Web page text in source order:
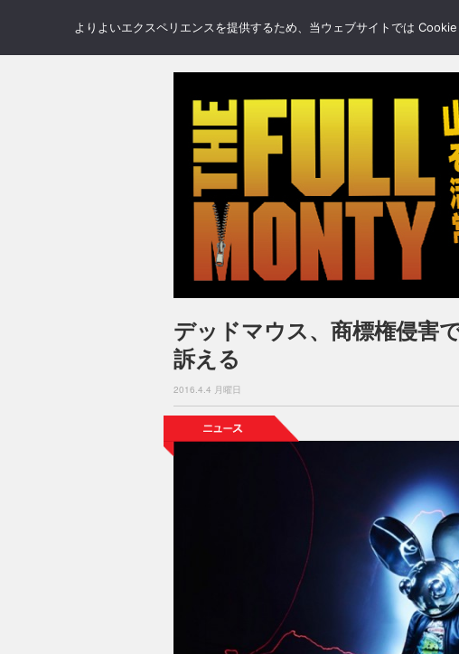
NEWS REVIEWS GALLERY
デッドマウス、商標権侵害
訴える
2016.4.4 月曜日
よりよいエクスペリエンスを提供するため、当ウェブサイトでは